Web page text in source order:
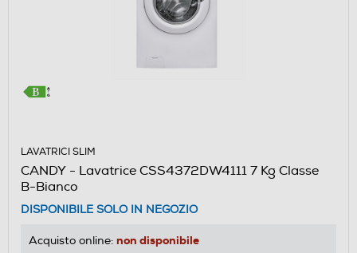
LAVATRICI SLIM
CANDY - Lavatrice CSS4372DW4111 7 Kg Classe
B-Bianco
DISPONIBILE SOLO IN NEGOZIO
Acquisto online: non disponibile